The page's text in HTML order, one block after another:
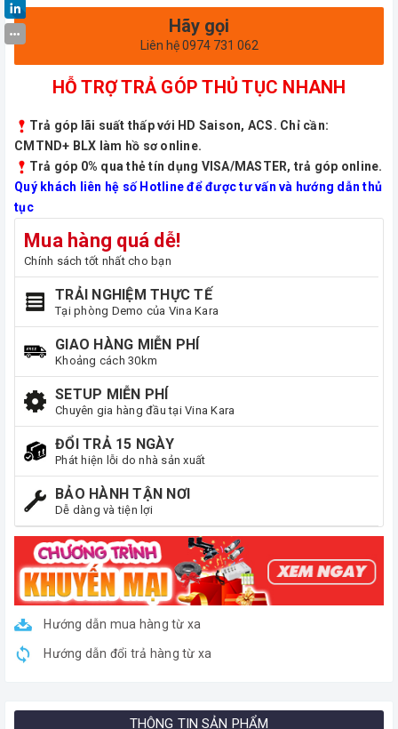
Hãy gọi
Liên hệ 0974 731 062
HỖ TRỢ TRẢ GÓP THỦ TỤC NHANH
Trả góp lãi suất thấp với HD Saison, ACS. Chỉ cần:
CMTND+ BLX làm hồ sơ online.
Trả góp 0% qua thẻ tín dụng VISA/MASTER, trả góp online.
Quý khách liên hệ số Hotline để được tư vấn và hướng dẫn thủ
tục
Mua hàng quá dễ!
Chính sách tốt nhất cho bạn
TRẢI NGHIỆM THỰC TẾ
Tại phòng Demo của Vina Kara
GIAO HÀNG MIỄN PHÍ
Khoảng cách 30km
SETUP MIỄN PHÍ
Chuyên gia hàng đầu tại Vina Kara
ĐỔI TRẢ 15 NGÀY
Phát hiện lỗi do nhà sản xuất
BẢO HÀNH TẬN NƠI
Dễ dàng và tiện lợi
Hướng dẫn mua hàng từ xa
Hướng dẫn đổi trả hàng từ xa
THÔNG TIN SẢN PHẨM